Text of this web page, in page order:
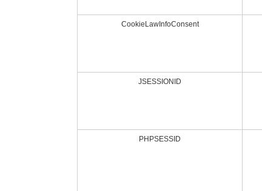
CookieLawInfoConsent
JSESSIONID
PHPSESSID